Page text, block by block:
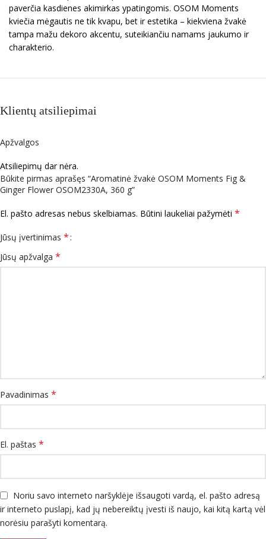
paverčia kasdienes akimirkas ypatingomis. OSOM Moments
kviečia mėgautis ne tik kvapu, bet ir estetika – kiekviena žvakė
tampa mažu dekoro akcentu, suteikiančiu namams jaukumo ir
charakterio.
Klientų atsiliepimai
Apžvalgos
Atsiliepimų dar nėra.
Būkite pirmas aprašęs “Aromatinė žvakė OSOM Moments Fig &
Ginger Flower OSOM2330A, 360 g”
El. pašto adresas nebus skelbiamas. Būtini laukeliai pažymėti *
Jūsų įvertinimas *
Jūsų apžvalga *
Pavadinimas *
El. paštas *
Noriu savo interneto naršyklėje išsaugoti vardą, el. pašto adresą
ir interneto puslapį, kad jų nebereiktų įvesti iš naujo, kai kitą kartą vėl
norėsiu parašyti komentarą.